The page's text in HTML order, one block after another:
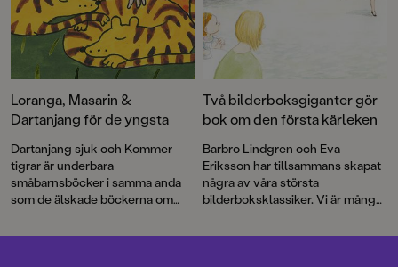
Loranga, Masarin &
Dartanjang för de yngsta
Dartanjang sjuk och Kommer
tigrar är underbara
småbarnsböcker i samma anda
som de älskade böckerna om
färgstarka illustrationer och mitt i
Två bilderboksgiganter gör
bok om den första kärleken
Barbro Lindgren och Eva
Eriksson har tillsammans skapat
några av våra största
bilderboksklassiker. Vi är många
den vilda bebins äventyr och